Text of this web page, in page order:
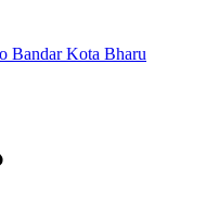
Bandar Kota Bharu